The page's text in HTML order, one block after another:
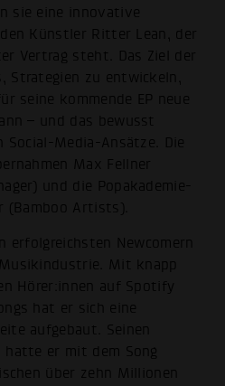
sie eine innovative
Künstler Ritter Lean, der
Vertrag steht. Das Ziel der
Strategien zu entwickeln,
seine kommende EP neue
– und das bewusst
Social-Media-Ansätze. Die
Max Fellner
und die Popakademie-
(Bamboo Artists).
erfolgreichsten Newcomern
Mit knapp
Hörer:innen auf Spotify
hat er sich eine
aufgebaut. Seinen
hatte er mit dem Song
über zehn Millionen